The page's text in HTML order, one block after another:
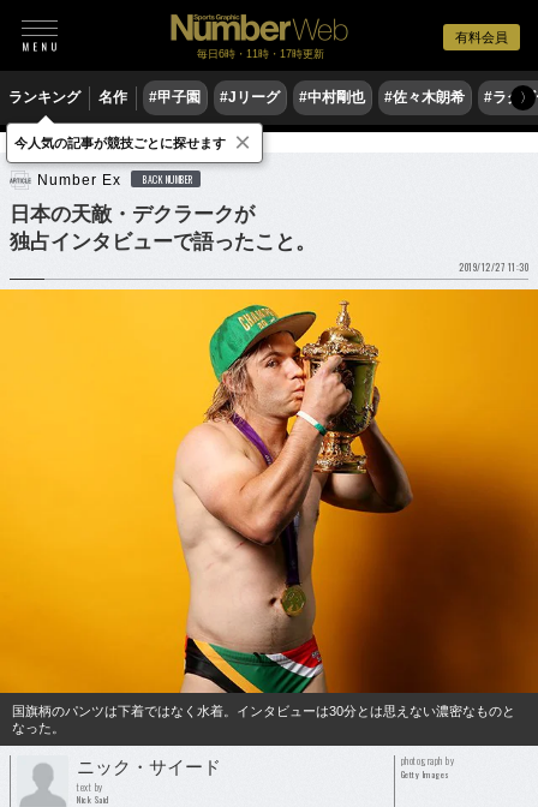
有料会員
毎日6時・11時・17時更新
ランキング 名作 #甲子園 #Jリーグ #中村剛也 #佐々木朗希 #ラグ〉
ラグビー
Number Ex BACK NUMBER
日本の天敵・デクラークが
独占インタビューで語ったこと。
2019/12/27 11:30
国旗柄のパンツは下着ではなく水着。インタビューは30分とは思えない濃密なものと
なった。
ニック・サイード
text by
Nick Said
photograph by
Getty Images
今人気の記事が競技ごとに探せます ×